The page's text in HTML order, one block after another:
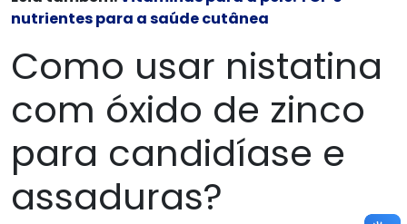
nutrientes para a saúde cutânea
Como usar nistatina
com óxido de zinco
para candidíase e
assaduras?